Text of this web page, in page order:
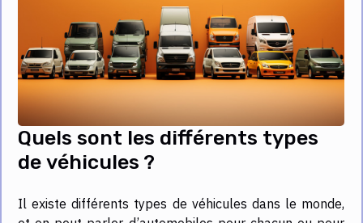
Quels sont les différents types
de véhicules ?
Il existe différents types de véhicules dans le monde,